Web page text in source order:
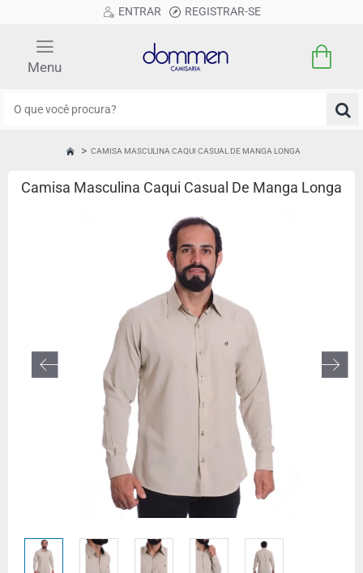
ENTRAR REGISTRAR-SE
CAMISA MASCULINA CAQUI CASUAL DE MANGA LONGA
Camisa Masculina Caqui Casual De Manga Longa